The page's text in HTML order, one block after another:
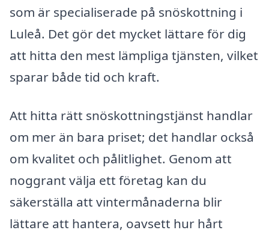
som är specialiserade på snöskottning i
Luleå. Det gör det mycket lättare för dig
att hitta den mest lämpliga tjänsten, vilket
sparar både tid och kraft.
Att hitta rätt snöskottningstjänst handlar
om mer än bara priset; det handlar också
om kvalitet och pålitlighet. Genom att
noggrant välja ett företag kan du
säkerställa att vintermånaderna blir
lättare att hantera, oavsett hur hårt